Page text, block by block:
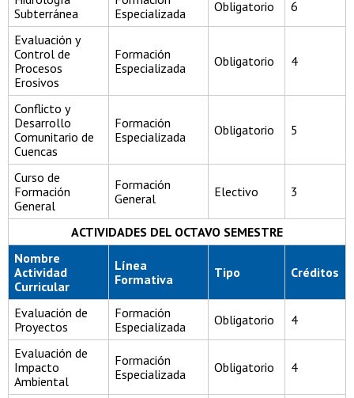
Subterránea
Especializada
Obligatorio 6
Evaluación y
Control de
Procesos
Erosivos
Formación
Especializada
Obligatorio 4
Conflicto y
Desarrollo
Comunitario de
Cuencas
Formación
Especializada
Obligatorio 5
Curso de
Formación
General
Formación
General
Electivo 3
ACTIVIDADES DEL OCTAVO SEMESTRE
Nombre
Actividad
Curricular
Línea
Formativa
Tipo Créditos
Evaluación de
Proyectos
Formación
Especializada
Obligatorio 4
Evaluación de
Impacto
Ambiental
Formación
Especializada
Obligatorio 4